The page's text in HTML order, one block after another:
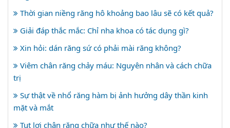
Thời gian niềng răng hô khoảng bao lâu sẽ có kết quả?
Giải đáp thắc mắc: Chỉ nha khoa có tác dụng gì?
Xin hỏi: dán răng sứ có phải mài răng không?
Viêm chân răng chảy máu: Nguyên nhân và cách chữa
trị
Sự thật về nhổ răng hàm bị ảnh hưởng dây thần kinh
mặt và mắt
Tụt lợi chân răng chữa như thế nào?